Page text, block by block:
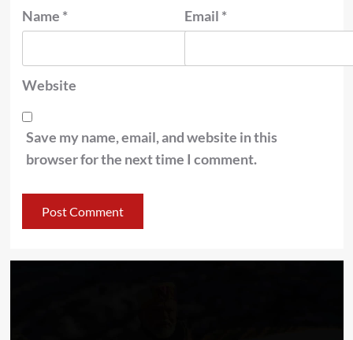
Name * Email *
Website
Save my name, email, and website in this
browser for the next time I comment.